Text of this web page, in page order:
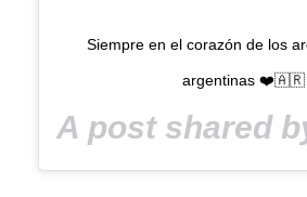
Siempre en el corazón de los
argentinas ❤️🇦🇷
A post shared